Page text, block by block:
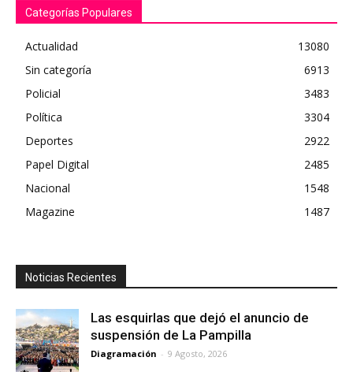
Categorías Populares
Actualidad
13080
Sin categoría
6913
Policial
3483
Política
3304
Deportes
2922
Papel Digital
2485
Nacional
1548
Magazine
1487
Noticias Recientes
Las esquirlas que dejó el anuncio de
suspensión de La Pampilla
Diagramación - 9 Agosto, 2026